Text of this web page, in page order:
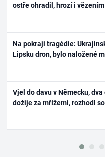
ostře ohradil, hrozí i vězením
Na pokraji tragédie:
Lipsku dron, bylo naložené
Vjel do davu v Německu,
dožije za mřížemi, rozhodl